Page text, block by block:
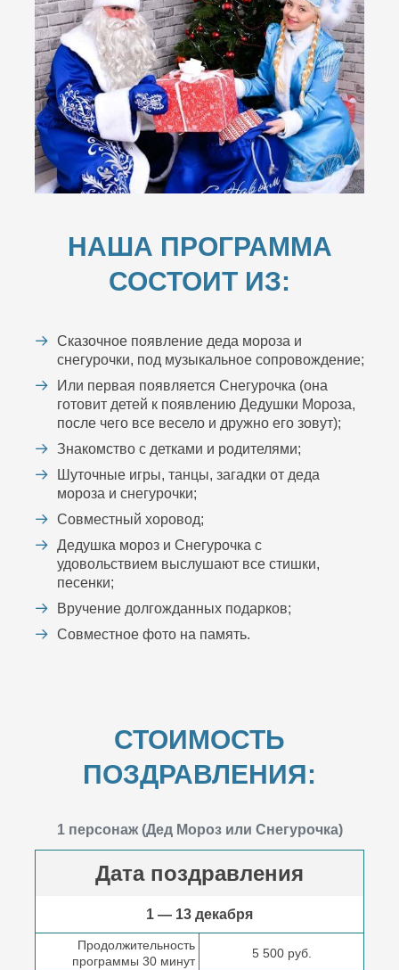
НАША ПРОГРАММА
СОСТОИТ ИЗ:
Сказочное появление деда мороза и
снегурочки, под музыкальное сопровождение;
Или первая появляется Снегурочка (она
готовит детей к появлению Дедушки Мороза,
после чего все весело и дружно его зовут);
Знакомство с детками и родителями;
Шуточные игры, танцы, загадки от деда
мороза и снегурочки;
Совместный хоровод;
Дедушка мороз и Снегурочка с
удовольствием выслушают все стишки,
песенки;
Вручение долгожданных подарков;
Совместное фото на память.
СТОИМОСТЬ
ПОЗДРАВЛЕНИЯ:
1 персонаж (Дед Мороз или Снегурочка)
Дата поздравления
1 — 13 декабря
Продолжительность
программы 30 минут
5 500 руб.